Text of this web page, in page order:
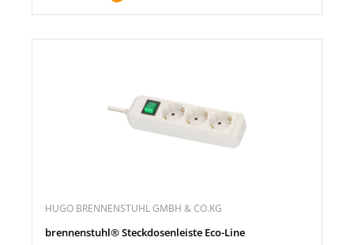
HUGO BRENNENSTUHL GMBH & CO.KG
brennenstuhl® Steckdosenleiste Eco-Line